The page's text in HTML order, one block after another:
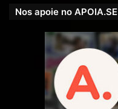
Nos apoie no APOIA.SE